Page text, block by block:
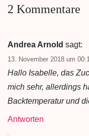
2 Kommentare
Andrea Arnold sagt:
13. November 2018 um
Hallo Isabelle, das
mich sehr, allerdings
Backtemperatur und
Antworten